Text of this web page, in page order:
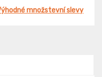
množstevní slevy